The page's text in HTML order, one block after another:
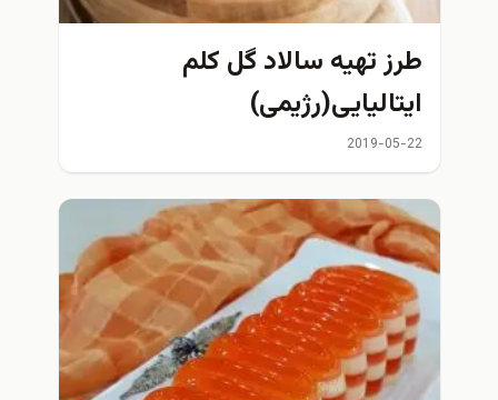
طرز تهیه سالاد گل کلم
ایتالیایی(رژیمی)
2019-05-22